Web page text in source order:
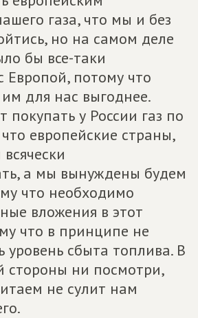
газа, что мы и без
но на самом деле
бы все-таки
Европой, потому что
им для нас выгоднее.
покупать у России газ по
европейские страны,
а мы вынуждены будем
что необходимо
вложения в этот
что в принципе не
уровень сбыта топлива. В
стороны ни посмотри,
не сулит нам